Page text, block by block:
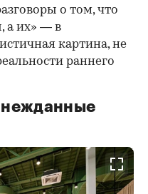
о том, что
а их» — в
картина, не
раннего
нежданные